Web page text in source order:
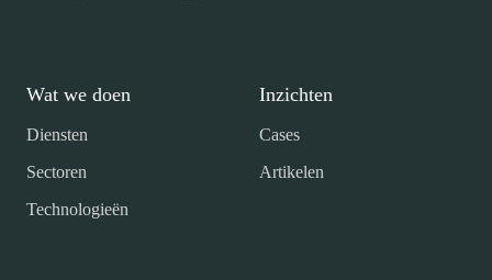
Wat we doen
Diensten
Sectoren
Technologieën
Inzichten
Cases
Artikelen